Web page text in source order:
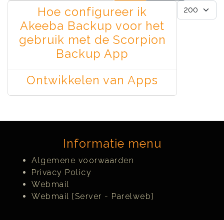
Toon #
Hoe configureer ik
Akeeba Backup voor het
gebruik met de Scorpion
Backup App
Ontwikkelen van Apps
Informatie menu
Algemene voorwaarden
Privacy Policy
Webmail
Webmail [Server - Parelweb]